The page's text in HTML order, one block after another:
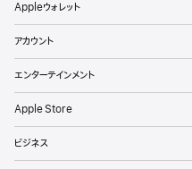
Appleウォレット
アカウント
エンターテインメント
Apple Store
ビジネス